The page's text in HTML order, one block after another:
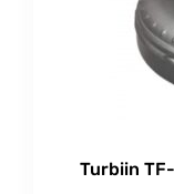
Turbiin